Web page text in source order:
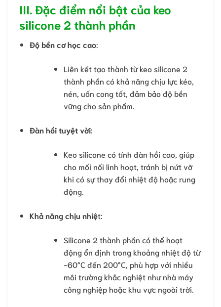
III. Đặc điểm nổi bật của keo
silicone 2 thành phần
Độ bền cơ học cao:
Liên kết tạo thành từ keo silicone 2
thành phần có khả năng chịu lực kéo,
nén, uốn cong tốt, đảm bảo độ bền
vững cho sản phẩm.
Đàn hồi tuyệt vời:
Keo silicone có tính đàn hồi cao, giúp
cho mối nối linh hoạt, tránh bị nứt vỡ
khi có sự thay đổi nhiệt độ hoặc rung
động.
Khả năng chịu nhiệt:
Silicone 2 thành phần có thể hoạt
động ổn định trong khoảng nhiệt độ từ
-60°C đến 200°C, phù hợp với nhiều
môi trường khắc nghiệt như nhà máy
công nghiệp hoặc khu vực ngoài trời.